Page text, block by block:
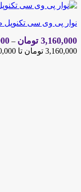
نوار پی وی سی تکنوپل
3,160,000 تومان –
3,160,000 تومان تا 5,420,000 تومان